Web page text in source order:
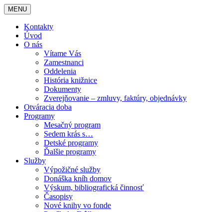
MENU
Kontakty
Úvod
O nás
Vítame Vás
Zamestnanci
Oddelenia
História knižnice
Dokumenty
Zverejňovanie – zmluvy, faktúry, objednávky
Otváracia doba
Programy
Mesačný program
Sedem krás s…
Detské programy
Ďalšie programy
Služby
Výpožičné služby
Donáška kníh domov
Výskum, bibliografická činnosť
Časopisy
Nové knihy vo fonde